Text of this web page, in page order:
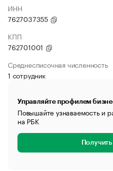
ИНН
7627037355
КПП
762701001
Среднесписочная численность
1 сотрудник
Управляйте профилем
Повышайте узнаваемость и
на РБК